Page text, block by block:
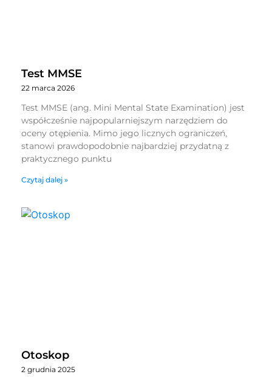
Test MMSE
22 marca 2026
Test MMSE (ang. Mini Mental State Examination) jest
współcześnie najpopularniejszym narzędziem do
oceny otępienia. Mimo jego licznych ograniczeń,
stanowi prawdopodobnie najbardziej przydatną z
praktycznego punktu
Czytaj dalej »
Otoskop
2 grudnia 2025